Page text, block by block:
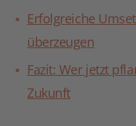
Erfolgreiche
überzeugen
Fazit: Wer jetzt
Zukunft